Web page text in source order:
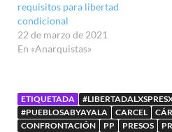
requisitos para libertad
condicional
22 de marzo de 2021
En «Anarquistas»
ETIQUETADA
#PUEBLOSABYAYALA
CARCEL
CONFRONTACIÓN
PP PRESOS